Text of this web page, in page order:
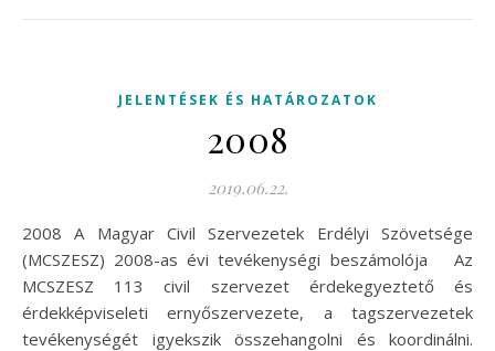
JELENTÉSEK ÉS HATÁROZATOK
2008
2019.06.22.
2008 A Magyar Civil Szervezetek Erdélyi Szövetsége
(MCSZESZ) 2008-as évi tevékenységi beszámolója Az
MCSZESZ 113 civil szervezet érdekegyeztető és
érdekképviseleti ernyőszervezete, a tagszervezetek
tevékenységét igyekszik összehangolni és koordinálni.